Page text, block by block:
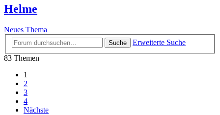
Helme
Neues Thema
Suche
Erweiterte Suche
83 Themen
1
2
3
4
Nächste